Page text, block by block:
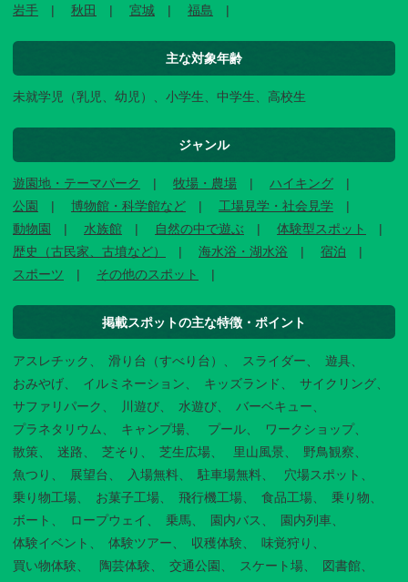
岩手
秋田 宮城 福島
主な対象年齢
未就学児（乳児、幼児）、小学生、中学生、高校生
ジャンル
遊園地・テーマパーク 牧場・農場
ハイキング
公園
博物館・科学館など
工場見学・社会見学
動物園
水族館 自然の中で遊ぶ
体験型スポット
歴史（古民家、古墳など）
海水浴・湖水浴
宿泊
スポーツ
その他のスポット
掲載スポットの主な特徴・ポイント
アスレチック 滑り台（すべり台） スライダー
遊具
おみやげ
イルミネーション キッズランド
サイクリング
サファリパーク
川遊び 水遊び
バーベキュー
プラネタリウム
キャンプ場 プール
ワークショップ
散策
迷路 芝そり 芝生広場 里山風景
野鳥観察
魚つり
展望台 入場無料 駐車場無料
穴場スポット
乗り物工場
お菓子工場 飛行機工場 食品工場
乗り物
ボート
ロープウェイ 乗馬 園内バス
園内列車
体験イベント
体験ツアー 収穫体験
味覚狩り
買い物体験
陶芸体験 交通公園 スケート場
図書館